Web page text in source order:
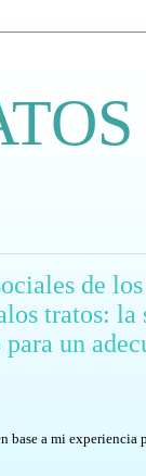
de
tratos: la
un
base a mi experiencia